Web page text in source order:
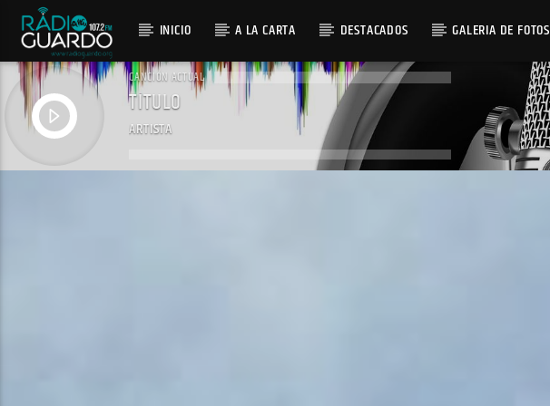
INICIO A LA CARTA DESTACADOS GALERIA DE FOTOS
CANCIÓN ACTUAL
TÍTULO
ARTISTA